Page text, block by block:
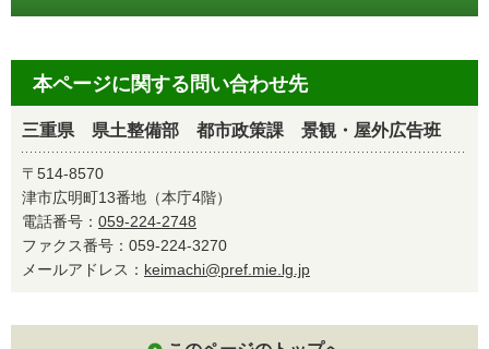
本ページに関する問い合わせ先
三重県 県土整備部 都市政策課 景観・屋外広告班
〒514-8570
津市広明町13番地（本庁4階）
電話番号： 059-224-2748
ファクス番号：059-224-3270
メールアドレス： keimachi@pref.mie.lg.jp